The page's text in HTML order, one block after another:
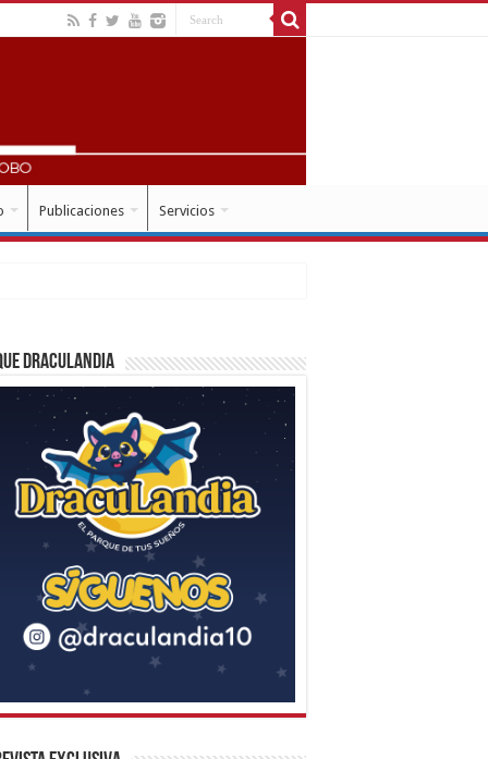
Publicaciones Servicios
Draculandia